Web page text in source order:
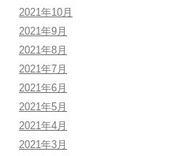
2021年10月
2021年9月
2021年8月
2021年7月
2021年6月
2021年5月
2021年4月
2021年3月